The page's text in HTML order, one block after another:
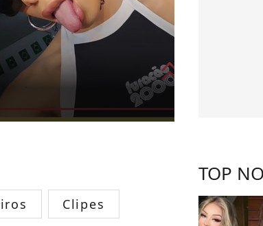
Clipes
TOP